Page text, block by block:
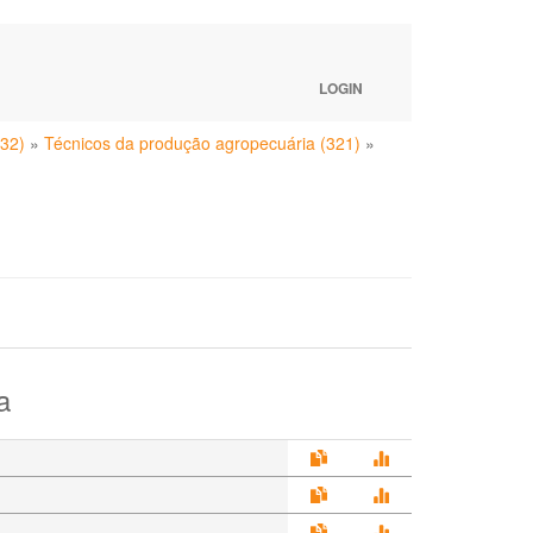
LOGIN
» Técnicos da produção agropecuária (321) »